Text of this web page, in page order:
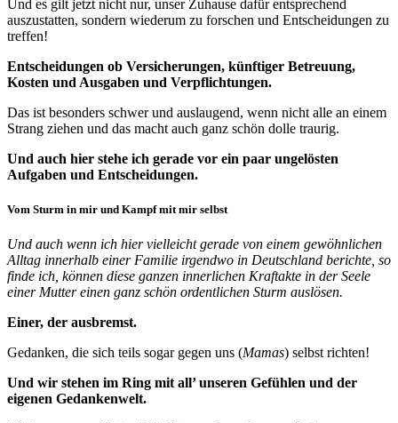
Und es gilt jetzt nicht nur, unser Zuhause dafür entsprechend
auszustatten, sondern wiederum zu forschen und Entscheidungen zu
treffen!
Entscheidungen ob Versicherungen, künftiger Betreuung,
Kosten und Ausgaben und Verpflichtungen.
Das ist besonders schwer und auslaugend, wenn nicht alle an einem
Strang ziehen und das macht auch ganz schön dolle traurig.
Und auch hier stehe ich gerade vor ein paar ungelösten
Aufgaben und Entscheidungen.
Vom Sturm in mir und Kampf mit mir selbst
Und auch wenn ich hier vielleicht gerade von einem gewöhnlichen
Alltag innerhalb einer Familie irgendwo in Deutschland berichte, so
finde ich, können diese ganzen innerlichen Kraftakte in der Seele
einer Mutter einen ganz schön ordentlichen Sturm auslösen.
Einer, der ausbremst.
Gedanken, die sich teils sogar gegen uns (Mamas) selbst richten!
Und wir stehen im Ring mit all’ unseren Gefühlen und der
eigenen Gedankenwelt.